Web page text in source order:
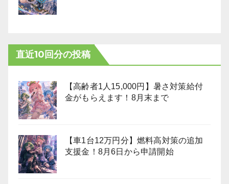
直近10回分の投稿
【高齢者1人15,000円】暑さ対策給付
金がもらえます！8月末まで
【車1台12万円分】燃料高対策の追加
支援金！8月6日から申請開始